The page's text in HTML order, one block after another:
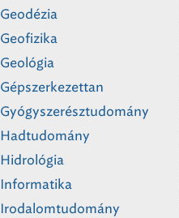
Geodézia
Geofizika
Geológia
Gépszerkezettan
Gyógyszerésztudomány
Hadtudomány
Hidrológia
Informatika
Irodalomtudomány